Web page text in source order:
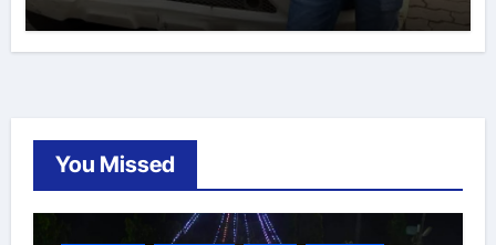
You Missed